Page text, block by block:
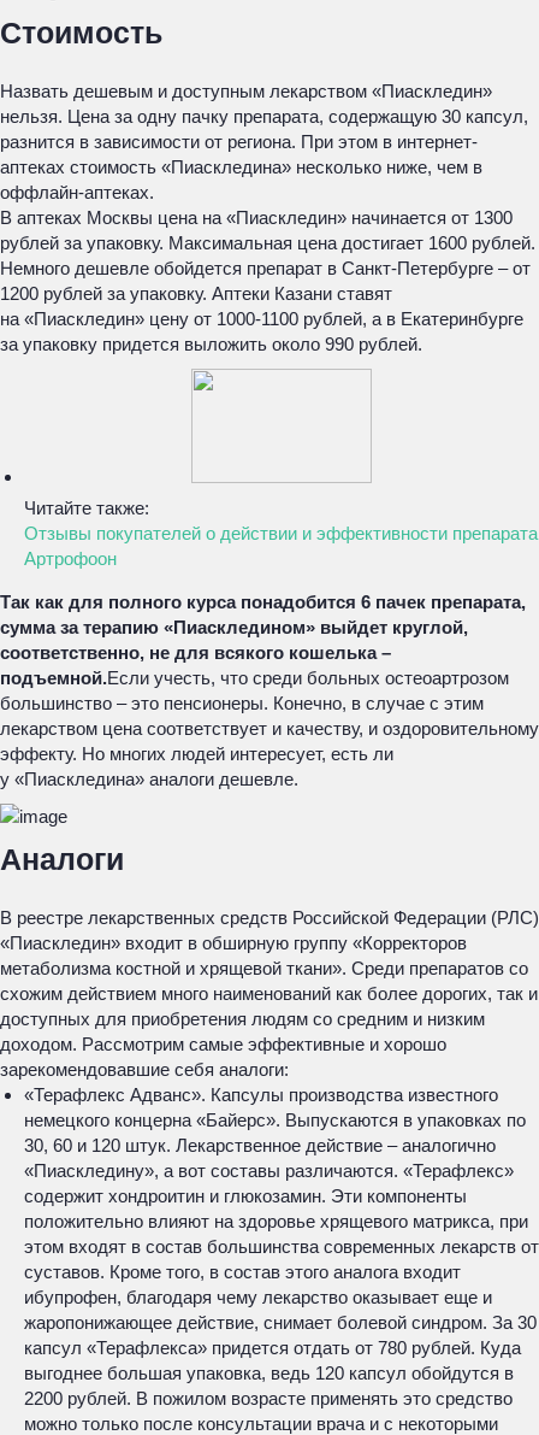
Стоимость
Назвать дешевым и доступным лекарством «Пиаскледин»
нельзя. Цена за одну пачку препарата, содержащую 30 капсул,
разнится в зависимости от региона. При этом в интернет-
аптеках стоимость «Пиаскледина» несколько ниже, чем в
оффлайн-аптеках.
В аптеках Москвы цена на «Пиаскледин» начинается от 1300
рублей за упаковку. Максимальная цена достигает 1600 рублей.
Немного дешевле обойдется препарат в Санкт-Петербурге – от
1200 рублей за упаковку. Аптеки Казани ставят
на «Пиаскледин» цену от 1000-1100 рублей, а в Екатеринбурге
за упаковку придется выложить около 990 рублей.
Читайте также:
Отзывы покупателей о действии и эффективности препарата
Артрофоон
Так как для полного курса понадобится 6 пачек препарата,
сумма за терапию «Пиаскледином» выйдет круглой,
соответственно, не для всякого кошелька –
подъемной.Если учесть, что среди больных остеоартрозом
большинство – это пенсионеры. Конечно, в случае с этим
лекарством цена соответствует и качеству, и оздоровительному
эффекту. Но многих людей интересует, есть ли
у «Пиаскледина» аналоги дешевле.
Аналоги
В реестре лекарственных средств Российской Федерации (РЛС)
«Пиаскледин» входит в обширную группу «Корректоров
метаболизма костной и хрящевой ткани». Среди препаратов со
схожим действием много наименований как более дорогих, так и
доступных для приобретения людям со средним и низким
доходом. Рассмотрим самые эффективные и хорошо
зарекомендовавшие себя аналоги:
«Терафлекс Адванс». Капсулы производства известного
немецкого концерна «Байерс». Выпускаются в упаковках по
30, 60 и 120 штук. Лекарственное действие – аналогично
«Пиаскледину», а вот составы различаются. «Терафлекс»
содержит хондроитин и глюкозамин. Эти компоненты
положительно влияют на здоровье хрящевого матрикса, при
этом входят в состав большинства современных лекарств от
суставов. Кроме того, в состав этого аналога входит
ибупрофен, благодаря чему лекарство оказывает еще и
жаропонижающее действие, снимает болевой синдром. За 30
капсул «Терафлекса» придется отдать от 780 рублей. Куда
выгоднее большая упаковка, ведь 120 капсул обойдутся в
2200 рублей. В пожилом возрасте применять это средство
можно только после консультации врача и с некоторыми